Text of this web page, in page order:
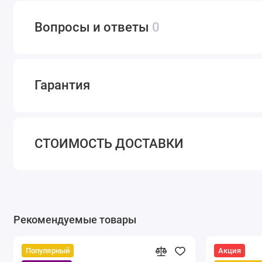
Вопросы и ответы 0
Гарантия
СТОИМОСТЬ ДОСТАВКИ
Рекомендуемые товары
Популярный
Акция